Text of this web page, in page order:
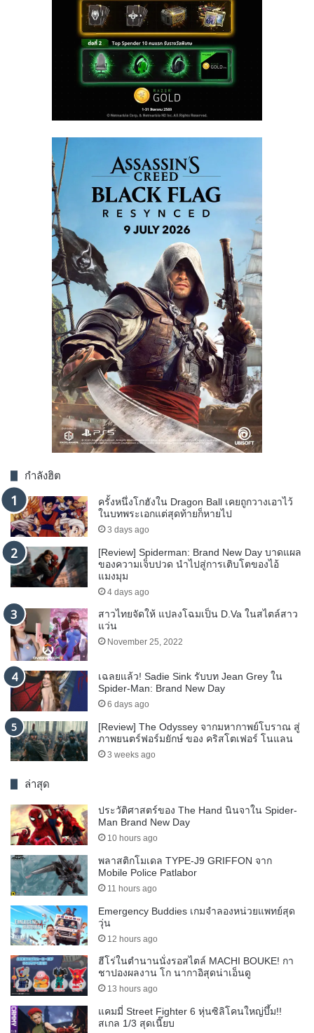
กำลังฮิต
ครั้งหนึ่งโกฮังใน Dragon Ball เคยถูกวางเอาไว้
ในบทพระเอกแต่สุดท้ายก็หายไป
3 days ago
[Review] Spiderman: Brand New Day บาดแผล
ของความเจ็บปวด นำไปสู่การเติบโตของไอ้
แมงมุม
4 days ago
สาวไทยจัดให้ แปลงโฉมเป็น D.Va ในสไตล์สาว
แว่น
November 25, 2022
เฉลยแล้ว! Sadie Sink รับบท Jean Grey ใน
Spider-Man: Brand New Day
6 days ago
[Review] The Odyssey จากมหากาพย์โบราณ สู่
ภาพยนตร์ฟอร์มยักษ์ ของ คริสโตเฟอร์ โนแลน
3 weeks ago
ล่าสุด
ประวัติศาสตร์ของ The Hand นินจาใน Spider-
Man Brand New Day
10 hours ago
พลาสติกโมเดล TYPE-J9 GRIFFON จาก
Mobile Police Patlabor
11 hours ago
Emergency Buddies เกมจำลองหน่วยแพทย์สุด
วุ่น
12 hours ago
ฮีโร่ในตำนานนั่งรอสไตล์ MACHI BOUKE! กา
ชาปองผลงาน โก นากาอิสุดน่าเอ็นดู
13 hours ago
แคมมี่ Street Fighter 6 หุ่นซิลิโคนใหญ่บึ้ม!!
สเกล 1/3 สุดเนี๊ยบ